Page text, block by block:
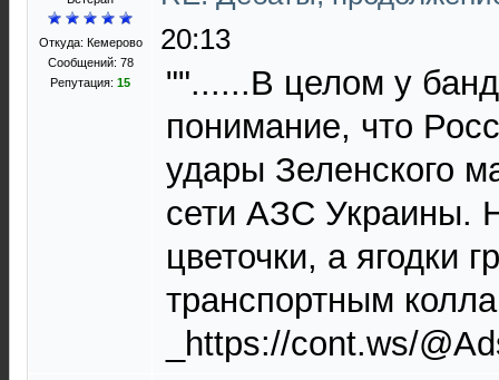
Откуда: Кемерово
Сообщений: 78
Репутация: 15
20:13
""......В целом у
понимание, что
удары Зеленского
сети АЗС Украины.
цветочки, а ягодки
транспортным
_https://cont.ws/